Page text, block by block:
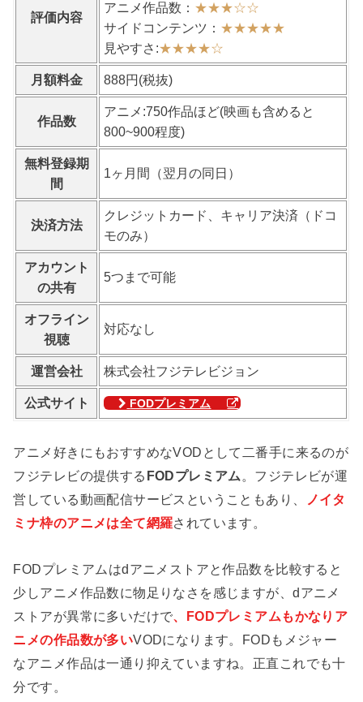
評価内容
アニメ作品数： ★★★☆☆
サイドコンテンツ： ★★★★★
見やすさ:★★★★☆
月額料金 888円(税抜)
作品数
アニメ:750作品ほど(映画も含めると
800~900程度)
無料登録期
間
1ヶ月間（翌月の同日）
決済方法
クレジットカード、キャリア決済（ドコ
モのみ）
アカウント
の共有
5つまで可能
オフライン
視聴
対応なし
運営会社 株式会社フジテレビジョン
公式サイト FODプレミアム
アニメ好きにもおすすめなVODとして二番手に来るのが
フジテレビの提供する FODプレミアム 。フジテレビが運
営している動画配信サービスということもあり、
ノイタ
ミナ枠のアニメは全て網羅されています。
FODプレミアムはdアニメストアと作品数を比較すると
少しアニメ作品数に物足りなさを感じますが、dアニメ
ストアが異常に多いだけで、FODプレミアムもかなりア
ニメの作品数が多いVODになります。FODもメジャー
なアニメ作品は一通り抑えていますね。正直これでも十
分です。